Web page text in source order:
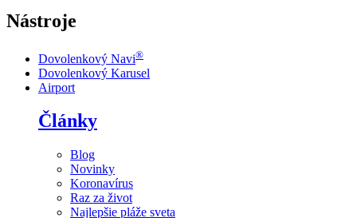
Nástroje
Dovolenkový Navi®
Dovolenkový Karusel
Airport
Články
Blog
Novinky
Koronavírus
Raz za život
Najlepšie pláže sveta